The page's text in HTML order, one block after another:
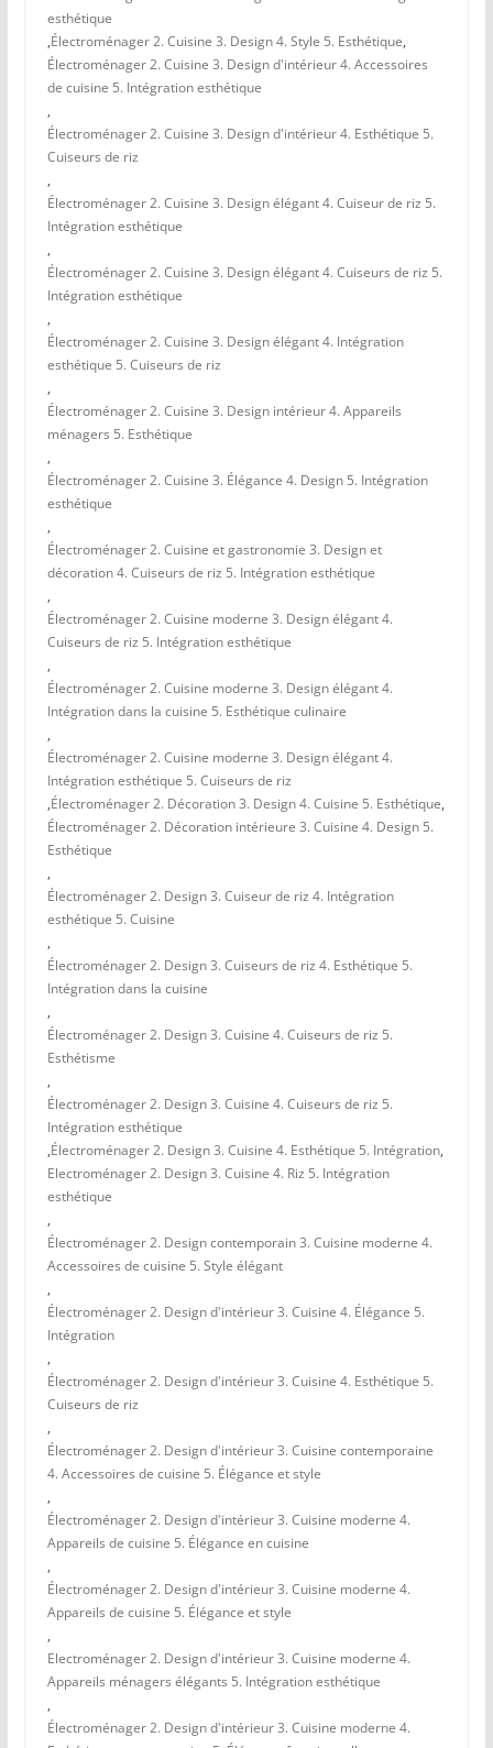
esthétique
,Électroménager 2. Cuisine 3. Design 4. Style 5. Esthétique,
Électroménager 2. Cuisine 3. Design d'intérieur 4. Accessoires
de cuisine 5. Intégration esthétique
,
Électroménager 2. Cuisine 3. Design d'intérieur 4. Esthétique 5.
Cuiseurs de riz
,
Électroménager 2. Cuisine 3. Design élégant 4. Cuiseur de riz 5.
Intégration esthétique
,
Électroménager 2. Cuisine 3. Design élégant 4. Cuiseurs de riz 5.
Intégration esthétique
,
Électroménager 2. Cuisine 3. Design élégant 4. Intégration
esthétique 5. Cuiseurs de riz
,
Électroménager 2. Cuisine 3. Design intérieur 4. Appareils
ménagers 5. Esthétique
,
Électroménager 2. Cuisine 3. Élégance 4. Design 5. Intégration
esthétique
,
Électroménager 2. Cuisine et gastronomie 3. Design et
décoration 4. Cuiseurs de riz 5. Intégration esthétique
,
Électroménager 2. Cuisine moderne 3. Design élégant 4.
Cuiseurs de riz 5. Intégration esthétique
,
Électroménager 2. Cuisine moderne 3. Design élégant 4.
Intégration dans la cuisine 5. Esthétique culinaire
,
Électroménager 2. Cuisine moderne 3. Design élégant 4.
Intégration esthétique 5. Cuiseurs de riz
,Électroménager 2. Décoration 3. Design 4. Cuisine 5. Esthétique,
Électroménager 2. Décoration intérieure 3. Cuisine 4. Design 5.
Esthétique
,
Électroménager 2. Design 3. Cuiseur de riz 4. Intégration
esthétique 5. Cuisine
,
Électroménager 2. Design 3. Cuiseurs de riz 4. Esthétique 5.
Intégration dans la cuisine
,
Électroménager 2. Design 3. Cuisine 4. Cuiseurs de riz 5.
Esthétisme
,
Électroménager 2. Design 3. Cuisine 4. Cuiseurs de riz 5.
Intégration esthétique
,Électroménager 2. Design 3. Cuisine 4. Esthétique 5. Intégration,
Electroménager 2. Design 3. Cuisine 4. Riz 5. Intégration
esthétique
,
Électroménager 2. Design contemporain 3. Cuisine moderne 4.
Accessoires de cuisine 5. Style élégant
,
Électroménager 2. Design d'intérieur 3. Cuisine 4. Élégance 5.
Intégration
,
Électroménager 2. Design d'intérieur 3. Cuisine 4. Esthétique 5.
Cuiseurs de riz
,
Électroménager 2. Design d'intérieur 3. Cuisine contemporaine
4. Accessoires de cuisine 5. Élégance et style
,
Électroménager 2. Design d'intérieur 3. Cuisine moderne 4.
Appareils de cuisine 5. Élégance en cuisine
,
Électroménager 2. Design d'intérieur 3. Cuisine moderne 4.
Appareils de cuisine 5. Élégance et style
,
Electroménager 2. Design d'intérieur 3. Cuisine moderne 4.
Appareils ménagers élégants 5. Intégration esthétique
,
Électroménager 2. Design d'intérieur 3. Cuisine moderne 4.